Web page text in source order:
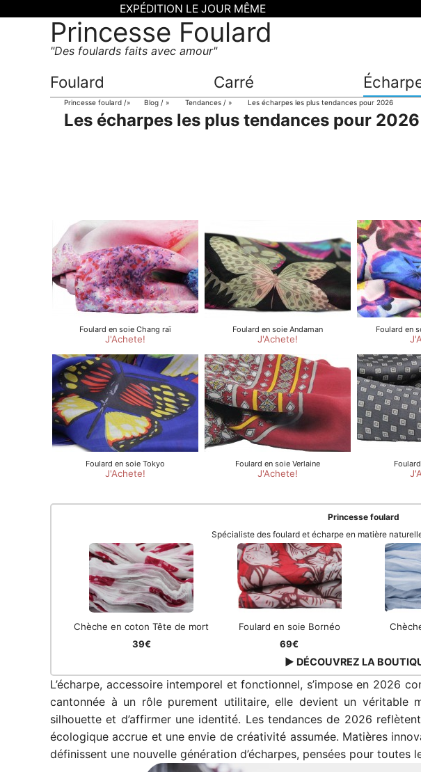
Princesse Foulard
Des foulards faits avec amour
Foulard Carré
Princesse foulard » Blog » Tendances » Les écharpes les plus tendances pour 2026
Les écharpes les plus tendances pour 2026
Princesse foulard
Spécialiste des foulard et écharpe en matière
Chèche en coton Tête de mort
39€
Foulard en soie Bornéo
69€
▶ DÉCOUVREZ LA
L’écharpe, accessoire intemporel et fonctionnel, s’impose en 2026
cantonnée à un rôle purement utilitaire, elle devient un véritable
silhouette et d’affirmer une identité. Les tendances de 2026
écologique accrue et une envie de créativité assumée. Matières
définissent une nouvelle génération d’écharpes, pensées pour toutes
EXPÉDITION LE JOUR MÊME